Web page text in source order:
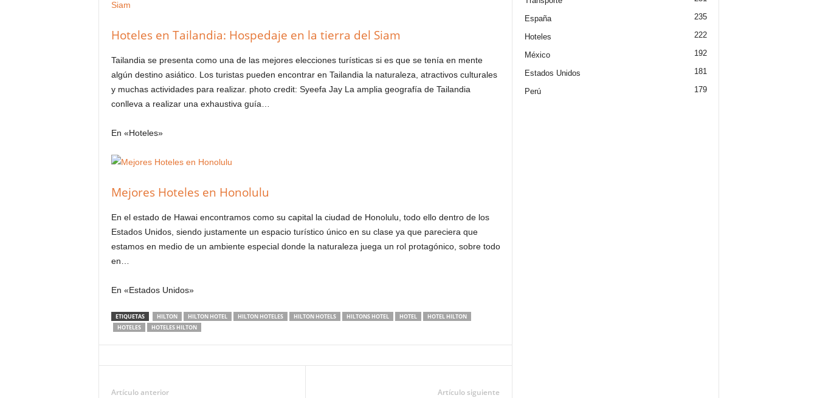
Hoteles en Tailandia: Hospedaje en la tierra del Siam
Tailandia se presenta como una de las mejores elecciones turísticas si es que se tenía en mente
algún destino asiático. Los turistas pueden encontrar en Tailandia la naturaleza, atractivos culturales
y muchas actividades para realizar. photo credit: Syeefa Jay La amplia geografía de Tailandia
conlleva a realizar una exhaustiva guía…
En «Hoteles»
Mejores Hoteles en Honolulu
En el estado de Hawai encontramos como su capital la ciudad de Honolulu, todo ello dentro de los
Estados Unidos, siendo justamente un espacio turístico único en su clase ya que pareciera que
estamos en medio de un ambiente especial donde la naturaleza juega un rol protagónico, sobre todo
en…
En «Estados Unidos»
ETIQUETAS HILTON HILTON HOTEL HILTON HOTELES HILTON HOTELS HILTONS HOTEL HOTEL
HOTEL HILTON
HOTELES
HOTELES HILTON
Artículo anterior Artículo siguiente
España 235
Hoteles 222
México 192
Estados Unidos 181
Perú 179